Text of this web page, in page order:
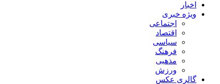
اخبار
ویژه خبری
اجتماعی
اقتصاد
سیاسی
فرهنگ
مذهبی
ورزش
گالری عکس